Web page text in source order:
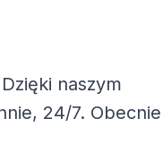
naszym
24/7. Obecnie